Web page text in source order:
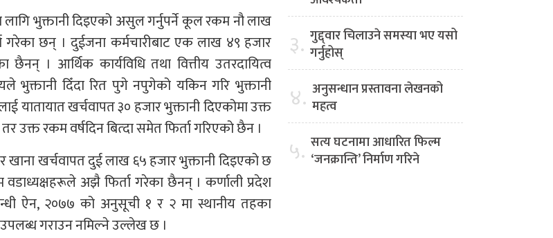
लागि भुक्तानी दिइएको असुल गर्नुपर्ने कूल रकम नौ लाख
गरेका छन् । दुईजना कर्मचारीबाट एक लाख ४९ हजार
। आर्थिक कार्यविधि तथा वित्तीय उतरदायित्व
भुक्तानी दिँदा रित पुगे नपुगेको यकिन गरि भुक्तानी
यातायात खर्चवापत ३० हजार भुक्तानी दिएकोमा उक्त
रकम वर्षदिन बित्दा समेत फिर्ता गरिएको छैन ।
खाना खर्चवापत दुई लाख ६५ हजार भुक्तानी दिइएको छ
अझै फिर्ता गरेका छैनन् । कर्णाली प्रदेश
ऐन, २०७७ को अनुसूची १ र २ मा स्थानीय तहका
गराउन नमिल्ने उल्लेख छ ।
३. गुद्द्वार चिलाउने समस्या भए यसो
गर्नुहोस्
४. अनुसन्धान प्रस्तावना लेखनको
महत्व
५. सत्य घटनामा आधारित फिल्म
‘जनक्रान्ति’ निर्माण गरिने